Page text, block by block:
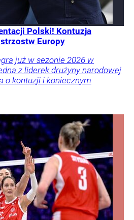
Polski! Kontuzja
Europy
już w sezonie 2026 w
z liderek drużyny narodowej
o kontuzji i koniecznym